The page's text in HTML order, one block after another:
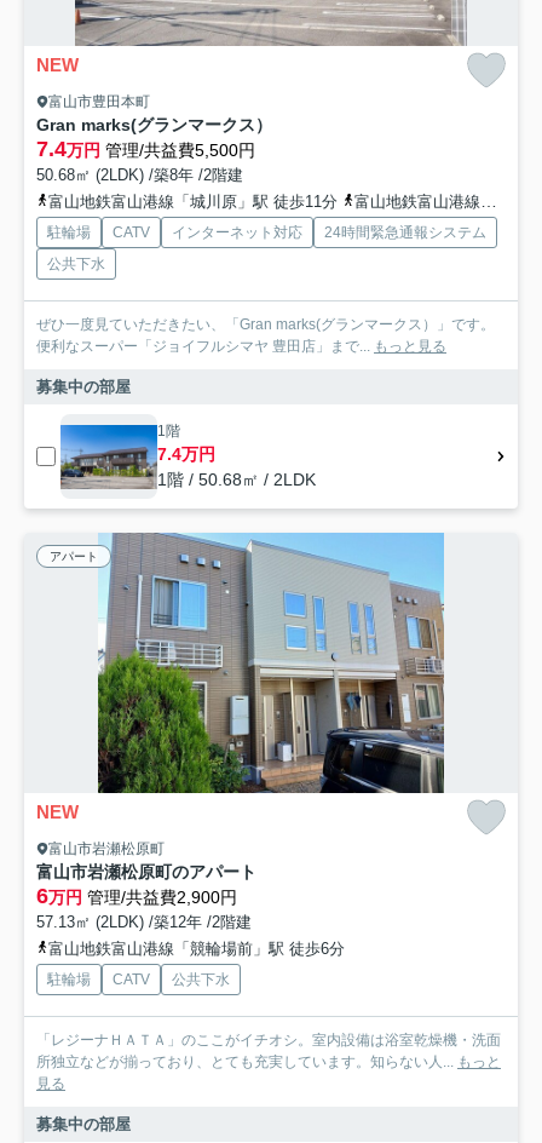
NEW
富山市豊田本町
Gran marks(グランマークス）
7.4万円 管理/共益費5,500円
50.68㎡ (2LDK) /築8年 /2階建
富山地鉄富山港線「城川原」駅 徒歩11分
富山地鉄富山港線「犬島新町」駅 徒歩16分
駐輪場 CATV インターネット対応
24時間緊急通報システム
公共下水
ぜひ一度見ていただきたい、「Gran marks(グランマークス）」です。
便利なスーパー「ジョイフルシマヤ 豊田店」まで... もっと見る
募集中の部屋
1階
7.4万円
1階 / 50.68㎡ / 2LDK
アパート
NEW
富山市岩瀬松原町
富山市岩瀬松原町のアパート
6万円 管理/共益費2,900円
57.13㎡ (2LDK) /築12年 /2階建
富山地鉄富山港線「競輪場前」駅 徒歩6分
駐輪場 CATV 公共下水
「レジーナＨＡＴＡ」のここがイチオシ。室内設備は浴室乾燥機・洗面
所独立などが揃っており、とても充実しています。知らない人... もっと
見る
募集中の部屋